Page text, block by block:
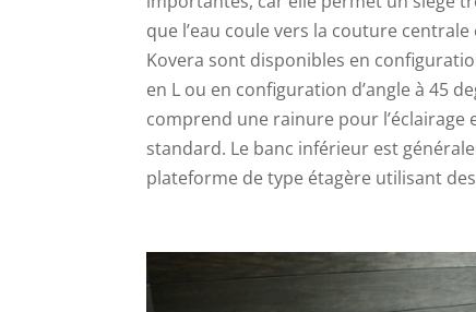
que l’eau coule vers la couture
Kovera sont disponibles en
en L ou en configuration d’angle à 45
comprend une rainure pour
standard. Le banc inférieur est
plateforme de type étagère utilisant